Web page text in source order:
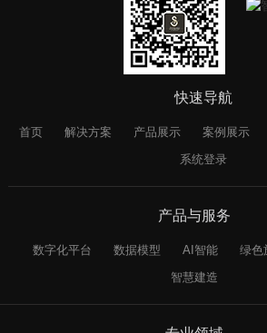
快速导航
首页 解决方案 产品展示 案例展示
系统登录
产品与服务
数字化平台 数据模型 AI智能 绿色
智慧建造